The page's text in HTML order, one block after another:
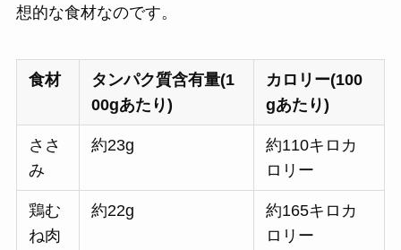
想的な食材なのです。
食材
タンパク質含有量(1
00gあたり)
カロリー(100
gあたり)
ささ
み
約23g
約110キロカ
ロリー
鶏む
ね肉
約22g
約165キロカ
ロリー